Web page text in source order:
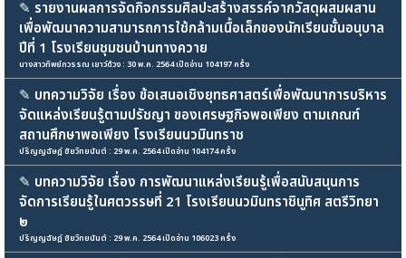
✎ รายงานผลการจัดกิจกรรมศิลปะสร้างสรรค์จากวัสดุผสมผสาน
เพื่อพัฒนาความสามารถการใช้กล้ามเนื้อเล็กของนักเรียนชั้นอนุบาล
ปีที่ 1 โรงเรียนชุมชนบ้านทางควาย
นางสาวทิพย์ภวรรณ เยาว์ด้วง : 30 พ.ค. 2564 เปิดอ่าน 104197 ครั้ง
✎ บทความวิจัย เรื่อง ข้อเสนอเชิงยุทธศาสตร์เพื่อพัฒนาการบริหาร
จัดแหล่งเรียนรู้ตามปรัชญา ของเศรษฐกิจพอเพียง ตามเกณฑ์
สถานศึกษาพอเพียง โรงเรียนนวมินทราช
ปริญญฉัษฎ์ ชัยวิทยนันต์ : 29 พ.ค. 2564 เปิดอ่าน 104174 ครั้ง
✎ บทความวิจัย เรื่อง การพัฒนาแหล่งเรียนรู้เพื่อสนับสนุนการ
จัดการเรียนรู้ในศตวรรษที่ 21 โรงเรียนนวมินทราชินูทิศ สตรีวิทยา
๒
ปริญญฉัษฎ์ ชัยวิทยนันต์ : 29 พ.ค. 2564 เปิดอ่าน 106023 ครั้ง